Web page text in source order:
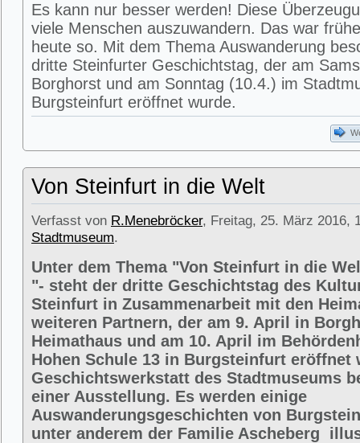
Es kann nur besser werden! Diese
viele Menschen auszuwandern. Das war
heute so. Mit dem Thema Auswanderung
dritte Steinfurter Geschichtstag, der am
Borghorst und am Sonntag (10.4.) im
Burgsteinfurt eröffnet wurde.
Von Steinfurt in die Welt
Verfasst von R.Menebröcker, Freitag, 25. März 2016,
Stadtmuseum.
Unter dem Thema "Von Steinfurt in die
"- steht der dritte Geschichtstag des
Steinfurt in Zusammenarbeit mit den
weiteren Partnern, der am 9. April in
Heimathaus und am 10. April im
Hohen Schule 13 in Burgsteinfurt eröffnet
Geschichtswerkstatt des Stadtmuseums
einer Ausstellung. Es werden einige
Auswanderungsgeschichten von
unter anderem der Familie Ascheberg